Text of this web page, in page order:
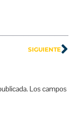
SIGUIENTE
Los campos